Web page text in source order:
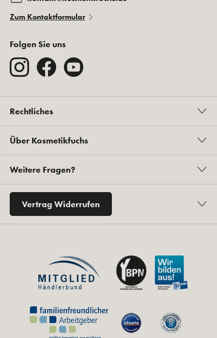
Zum Kontaktformular
Folgen Sie uns
Rechtliches
Über Kosmetikfuchs
Weitere Fragen?
Vertrag Widerrufen